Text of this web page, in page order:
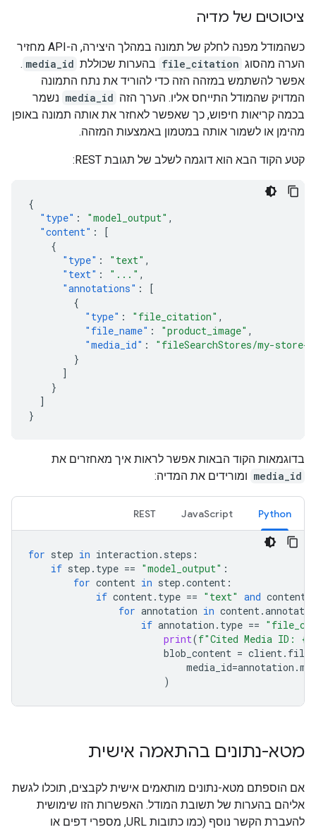
ציטוטים של מדיה
כשהמודל מפנה לחלק של תמונה במהלך היצירה, ה-API מחזיר
הערה מהסוג file_citation בהערות שכוללת media_id
.
אפשר להשתמש במזהה הזה כדי להוריד את נתח התמונה
המדויק שהמודל התייחס אליו. הערך הזה media_id נשמר
בכמה קריאות חיפוש, כך שאפשר לאחזר את אותה תמונה באופן
מהימן או לשמור אותה במטמון באמצעות המזהה.
קטע הקוד הבא הוא דוגמה לשלב של תגובת REST:
{
"type" : "model_output" ,
"content" :
[
{
"type" : "text" ,
"text" : "..." ,
"annotations" :
[
{
"type" : "file_citation" ,
"file_name" : "product_image" ,
"media_id" :
"fileSearchStores/my-store-
}
]
}
]
}
בדוגמאות הקוד הבאות אפשר לראות איך מאחזרים את
media_id ומורידים את המדיה:
Python
JavaScript
REST
for step in interaction . steps :
if step . type == "model_output" :
for content in step .content :
if content. type == "text" and content
for annotation in content.
if annotation . type ==
print(f"Cited Media ID: {
blob_content = client.
media_id=annotation .
)
מטא-נתונים בהתאמה אישית
אם הוספתם מטא-נתונים מותאמים אישית לקבצים, תוכלו לגשת
אליהם בהערות של תשובת המודל. האפשרות הזו שימושית
להעברת הקשר נוסף (כמו כתובות URL, מספרי דפים או